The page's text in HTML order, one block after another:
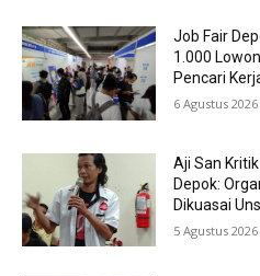
Job Fair
1.000
Pencari
6 Agustus 2026
Aji San
Depok:
Dikuasai
5 Agustus 2026